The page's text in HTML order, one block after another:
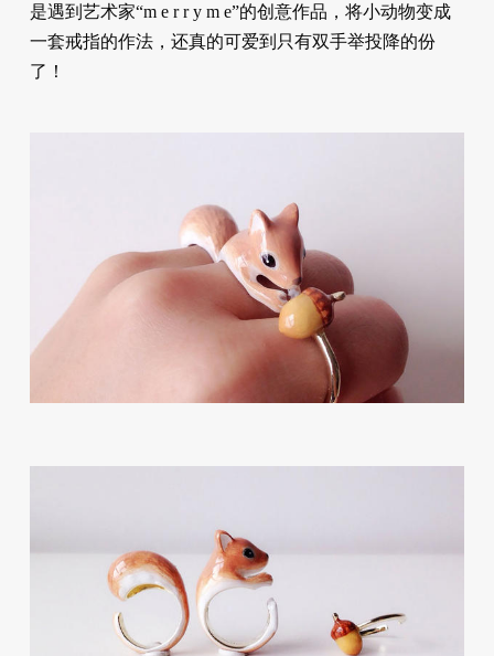
是遇到艺术家“m e r r y m e”的创意作品，将小动物变成
一套戒指的作法，还真的可爱到只有双手举投降的份
了！